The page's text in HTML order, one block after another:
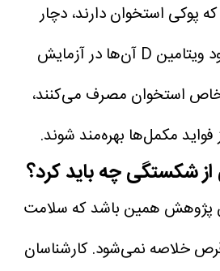
که پوکی استخوان دارند، دچار
سوءجذب هستند، کمبود ویتامین D آن‌ها در آزمایش
استخوان مصرف می‌کنند،
مکمل‌ها بهره‌مند شوند.
شکستگی چه باید کرد؟
پژوهش همین باشد که سلامت
خلاصه نمی‌شود. کارشناسان